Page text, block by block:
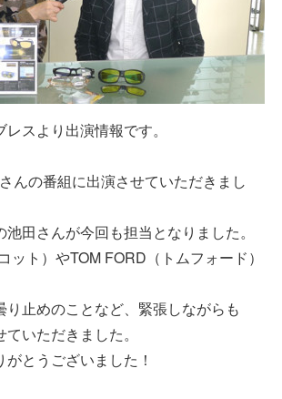
スより出演情報です。
んの番組に出演させていただきまし
田さんが今回も担当となりました。
ット）やTOM FORD（トムフォード）
り止めのことなど、緊張しながらも
いただきました。
とうございました！